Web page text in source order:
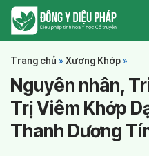
Trang chủ » Xương Khớp »
Nguyên nhân,
Trị Viêm Khớp
Thanh Dương